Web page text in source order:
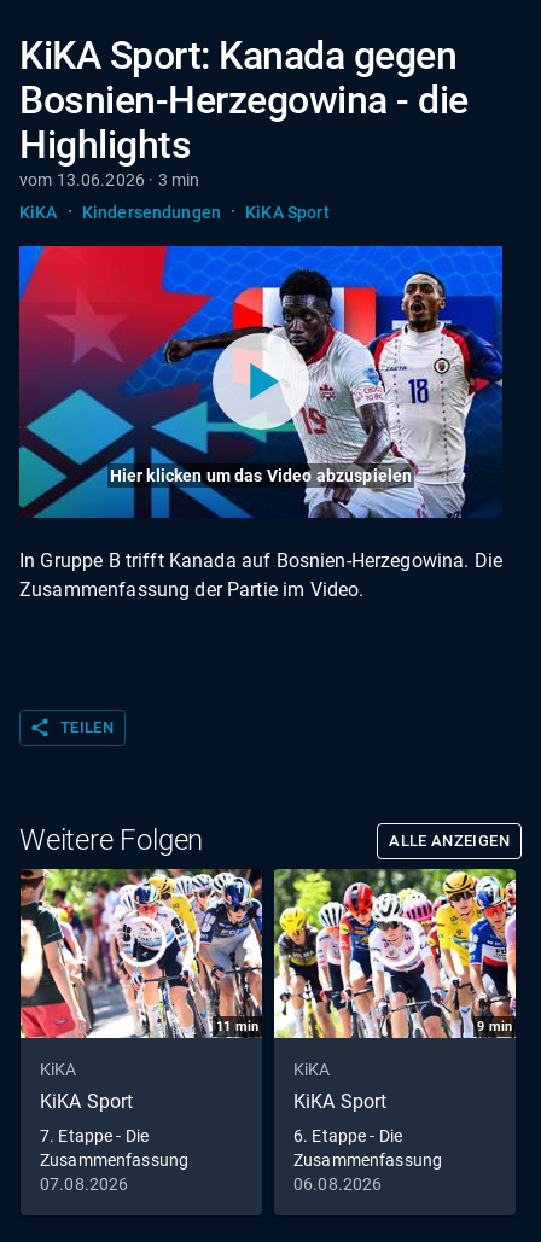
KiKA Sport: Kanada gegen
Bosnien-Herzegowina - die
Highlights
vom 13.06.2026 · 3 min
KiKA
· Kindersendungen · KiKA Sport
Hier klicken um das Video abzuspielen
In Gruppe B trifft Kanada auf Bosnien-Herzegowina. Die
Zusammenfassung der Partie im Video.
share TEILEN
Weitere Folgen ALLE ANZEIGEN
11 min
KiKA
KiKA Sport
7. Etappe - Die
Zusammenfassung
07.08.2026
9min
KiKA
KiKA Sport
6. Etappe - Die
Zusammenfassung
06.08.2026